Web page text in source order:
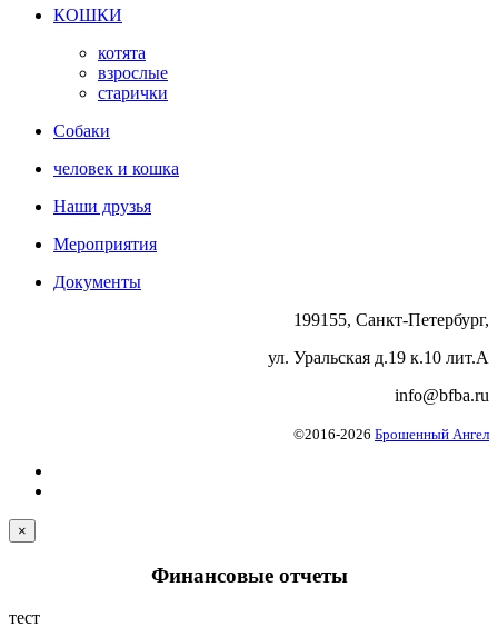
КОШКИ
котята
взрослые
старички
Собаки
человек и кошка
Наши друзья
Мероприятия
Документы
199155, Санкт-Петербург,
ул. Уральская д.19 к.10 лит.А
info@bfba.ru
©2016-2026 Брошенный Ангел
×
Финансовые отчеты
тест